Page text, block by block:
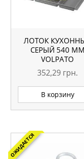
ЛОТОК
СЕРЫЙ 540 ММ
VOLPATO
352,29 грн.
В корзину
ОЖИДАЕТСЯ